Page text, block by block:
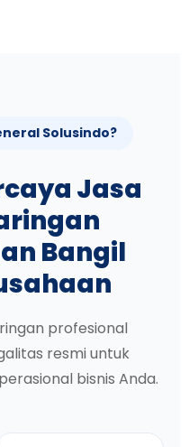
Solusindo?
Jasa
Bangil
profesional
resmi untuk
bisnis Anda.